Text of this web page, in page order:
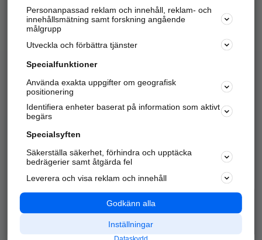
Hitta telefonnummer, adresser, företagsinfo mm.
Marknadsför företaget
Kom igång och annonsera mot
samarbetspartners nära dig.
Alla kategorier
Populära sökningar
API & Kartor
Annonsera
Integritet
Nödnummer
Personanpassad reklam och innehåll, reklam- och
innehållsmätning samt forskning angående
målgrupp
Utveckla och förbättra tjänster
Specialfunktioner
Använda exakta uppgifter om geografisk
positionering
Identifiera enheter baserat på information som aktivt
begärs
Specialsyften
Säkerställa säkerhet, förhindra och upptäcka
bedrägerier samt åtgärda fel
Leverera och visa reklam och innehåll
Godkänn alla
Inställningar
Dataskydd